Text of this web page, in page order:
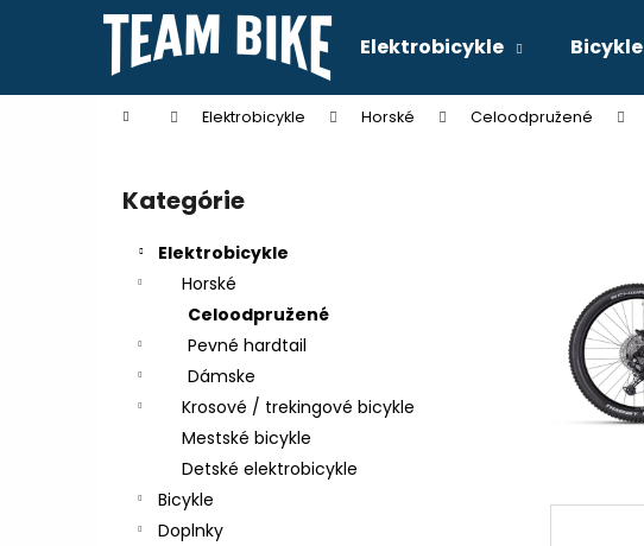
Elektrobicykle Bicykle
Domov Elektrobicykle Horské Celoodpružené
Preskočiť
kategórie
Kategórie
Elektrobicykle
Horské
Celoodpružené
Pevné hardtail
Dámske
Krosové / trekingové bicykle
Mestské bicykle
Detské elektrobicykle
Bicykle
Doplnky
í
Späť
do
Späť
do
Čo
CTM AREON XPERT - MATNÁ LIMETKOVÁ